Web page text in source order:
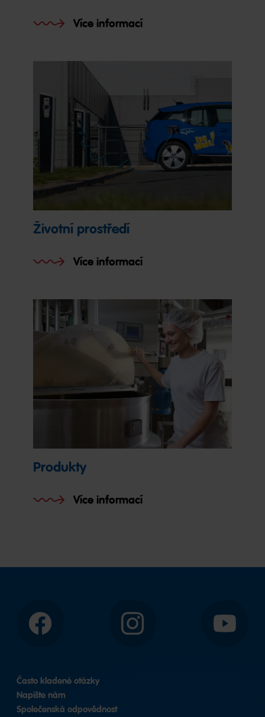
Více informací
Životní prostředí
Více informací
Produkty
Více informací
Facebook Instagram YouTube
Často kladené otázky
Napište nám
Společenská odpovědnost